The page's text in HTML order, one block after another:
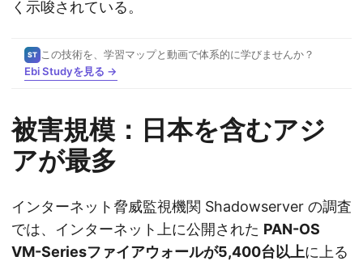
く示唆されている。
ST この技術を、学習マップと動画で体系的に学びませんか？
Ebi Studyを見る →
被害規模：日本を含むアジ
アが最多
インターネット脅威監視機関 Shadowserver の調査
では、インターネット上に公開された PAN-OS
VM-Seriesファイアウォールが5,400台以上に上る